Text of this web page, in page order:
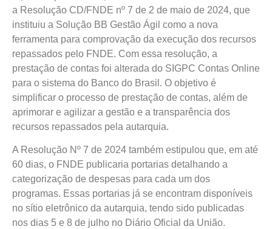
a Resolução CD/FNDE nº 7 de 2 de maio de 2024, que
instituiu a Solução BB Gestão Ágil como a nova
ferramenta para comprovação da execução dos recursos
repassados pelo FNDE. Com essa resolução, a
prestação de contas foi alterada do SIGPC Contas Online
para o sistema do Banco do Brasil. O objetivo é
simplificar o processo de prestação de contas, além de
aprimorar e agilizar a gestão e a transparência dos
recursos repassados pela autarquia.
A Resolução Nº 7 de 2024 também estipulou que, em até
60 dias, o FNDE publicaria portarias detalhando a
categorização de despesas para cada um dos
programas. Essas portarias já se encontram disponíveis
no sítio eletrônico da autarquia, tendo sido publicadas
nos dias 5 e 8 de julho no Diário Oficial da União.